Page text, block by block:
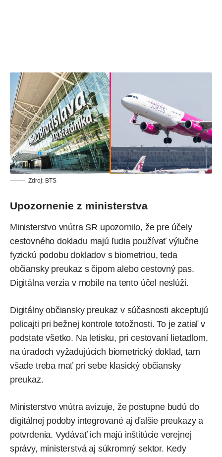
Zdroj: BTS
Upozornenie z ministerstva
Ministerstvo vnútra SR upozornilo, že pre účely
cestovného dokladu majú ľudia používať výlučne
fyzickú podobu dokladov s biometriou, teda
občiansky preukaz s čipom alebo cestovný pas.
Digitálna verzia v mobile na tento účel neslúži.
Digitálny občiansky preukaz v súčasnosti akceptujú
policajti pri bežnej kontrole totožnosti. To je zatiaľ v
podstate všetko. Na letisku, pri cestovaní lietadlom,
na úradoch vyžadujúcich biometrický doklad, tam
všade treba mať pri sebe klasický občiansky
preukaz.
Ministerstvo vnútraavizuje, že postupne budú do
digitálnej podoby integrované aj ďalšie preukazy a
potvrdenia. Vydávať ich majú inštitúcie verejnej
správy, ministerstvá aj súkromný sektor. Kedy